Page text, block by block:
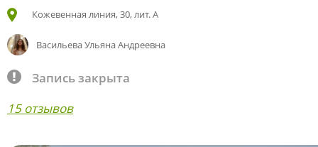
Кожевенная линия, 30, лит. А
Васильева Ульяна Андреевна
Запись закрыта
15 отзывов